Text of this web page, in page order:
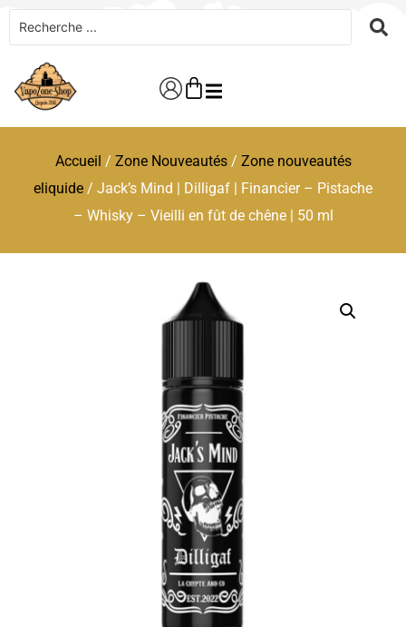
Accueil / Zone Nouveautés/ Zone nouveautés
eliquide / Jack’s Mind | Dilligaf | Financier – Pistache
– Whisky – Vieilli en fût de chêne | 50 ml